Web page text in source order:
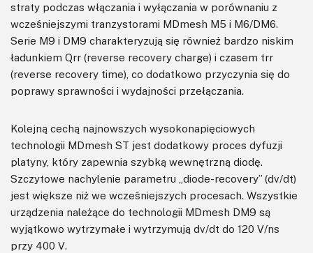
straty podczas włączania i wyłączania w porównaniu z
wcześniejszymi tranzystorami MDmesh M5 i M6/DM6.
Serie M9 i DM9 charakteryzują się również bardzo niskim
ładunkiem Qrr (reverse recovery charge) i czasem trr
(reverse recovery time), co dodatkowo przyczynia się do
poprawy sprawności i wydajności przełączania.
Kolejną cechą najnowszych wysokonapięciowych
technologii MDmesh ST jest dodatkowy proces dyfuzji
platyny, który zapewnia szybką wewnętrzną diodę.
Szczytowe nachylenie parametru „diode-recovery” (dv/dt)
jest większe niż we wcześniejszych procesach. Wszystkie
urządzenia należące do technologii MDmesh DM9 są
wyjątkowo wytrzymałe i wytrzymują dv/dt do 120 V/ns
przy 400 V.